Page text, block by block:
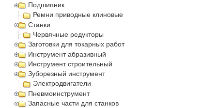
Подшипник
Ремни приводные клиновые
Станки
Червячные редукторы
Заготовки для токарных работ
Инструмент абразивный
Инструмент строительный
Зуборезный инструмент
Электродвигатели
Пневмоинструмент
Запасные части для станков